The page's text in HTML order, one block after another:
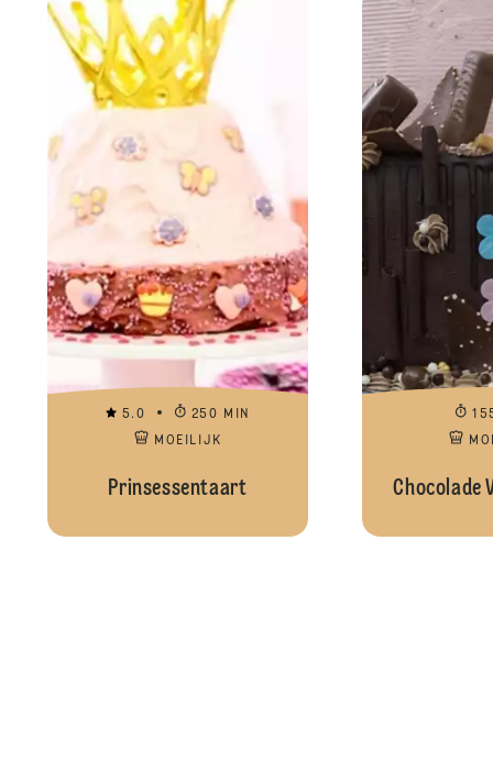
5.0
250 MIN
MOEILIJK
Prinsessentaart Chocolade